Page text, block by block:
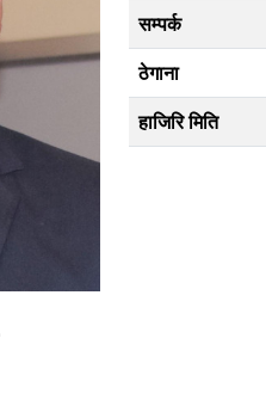
सम्पर्क
ठेगाना
हाजिरि मिति